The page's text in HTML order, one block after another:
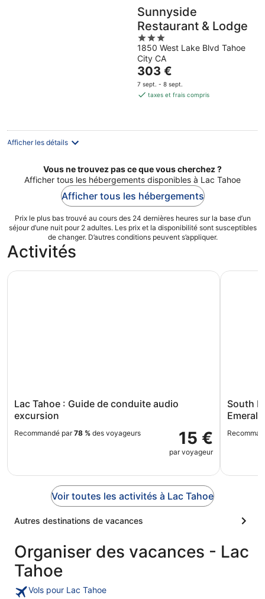
Sunnyside
Restaurant & Lodge
3
out
of
5
1850 West Lake Blvd Tahoe
City CA
Le
prix
est
par
303 €
7 sept. - 8 sept.
taxes et frais compris
Afficher les détails
Vous ne trouvez pas ce que vous cherchez ?
Afficher tous les hébergements disponibles à Lac Tahoe
Afficher tous les hébergements
Prix le plus bas trouvé au cours des 24 dernières heures sur la base d’un
séjour d’une nuit pour 2 adultes. Les prix et la disponibilité sont susceptibles
de changer. D’autres conditions peuvent s’appliquer.
Activités
Lac Tahoe : Guide de conduite audio
excursion
15 €
par voyageur
Recommandé par78 % des voyageurs
Lac Tahoe : Guide de conduite audio excursion
South
South
Voir toutes les activités à Lac Tahoe
Autres destinations de vacances
Organiser des vacances - Lac
Tahoe
Vols pour Lac Tahoe